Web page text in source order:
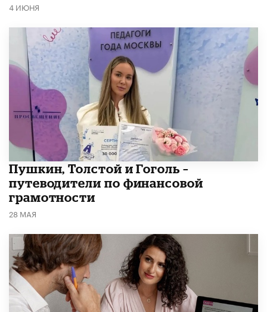
4 ИЮНЯ
​Пушкин, Толстой и Гоголь –
путеводители по финансовой
грамотности
28 МАЯ